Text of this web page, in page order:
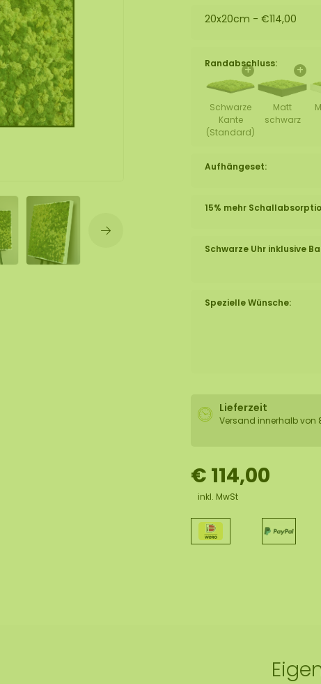
Mobile und flexible Mooswand
Moos Spiegel
20x20cm - €114,00
Randabschluss:
+
Schwarze
Kante
(Standard)
+
Matt
schwarz
Aufhängeset:
15% mehr
Schwarze Uhr inklusive
Spezielle Wünsche:
Lieferzeit
Versand innerhalb von
€ 114,00
inkl. MwSt